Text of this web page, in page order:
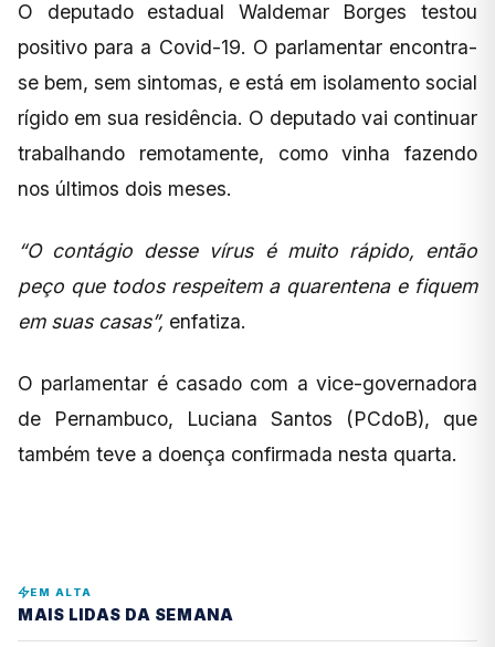
O deputado estadual Waldemar Borges testou
positivo para a Covid-19. O parlamentar encontra-
se bem, sem sintomas, e está em isolamento social
rígido em sua residência. O deputado vai continuar
trabalhando remotamente, como vinha fazendo
nos últimos dois meses.
“O contágio desse vírus é muito rápido, então
peço que todos respeitem a quarentena e fiquem
em suas casas”, enfatiza.
O parlamentar é casado com a vice-governadora
de Pernambuco, Luciana Santos (PCdoB), que
também teve a doença confirmada nesta quarta.
EM ALTA
MAIS LIDAS DA SEMANA